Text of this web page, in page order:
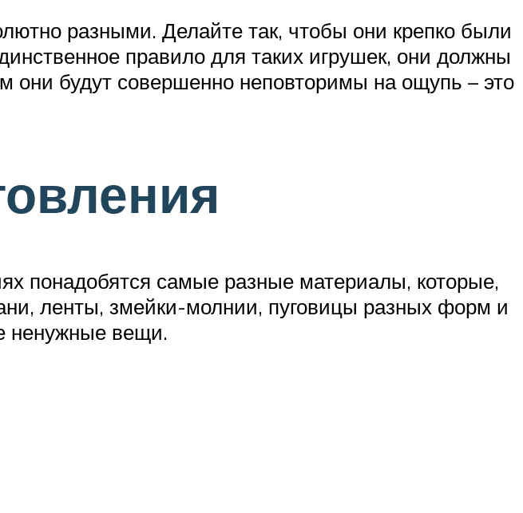
разными. Делайте так, чтобы они крепко были
правило для таких игрушек, они должны
будут совершенно неповторимы на ощупь – это
понадобятся самые разные материалы, которые,
ленты, змейки-молнии, пуговицы разных форм и
ненужные вещи.